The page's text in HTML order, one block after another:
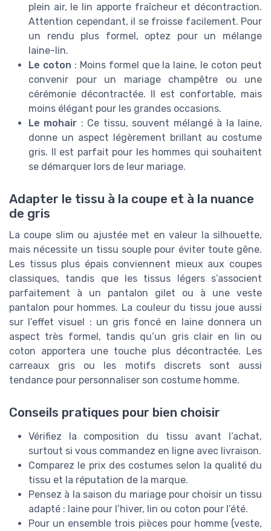
plein air, le lin apporte fraîcheur et décontraction.
Attention cependant, il se froisse facilement. Pour
un rendu plus formel, optez pour un mélange
laine-lin.
Le coton : Moins formel que la laine, le coton peut
convenir pour un mariage champêtre ou une
cérémonie décontractée. Il est confortable, mais
moins élégant pour les grandes occasions.
Le mohair : Ce tissu, souvent mélangé à la laine,
donne un aspect légèrement brillant au costume
gris. Il est parfait pour les hommes qui souhaitent
se démarquer lors de leur mariage.
Adapter le tissu à la coupe et à la nuance
de gris
La coupe slim ou ajustée met en valeur la silhouette,
mais nécessite un tissu souple pour éviter toute gêne.
Les tissus plus épais conviennent mieux aux coupes
classiques, tandis que les tissus légers s’associent
parfaitement à un pantalon gilet ou à une veste
pantalon pour hommes. La couleur du tissu joue aussi
sur l’effet visuel : un gris foncé en laine donnera un
aspect très formel, tandis qu’un gris clair en lin ou
coton apportera une touche plus décontractée. Les
carreaux gris ou les motifs discrets sont aussi
tendance pour personnaliser son costume homme.
Conseils pratiques pour bien choisir
Vérifiez la composition du tissu avant l’achat,
surtout si vous commandez en ligne avec livraison.
Comparez le prix des costumes selon la qualité du
tissu et la réputation de la marque.
Pensez à la saison du mariage pour choisir un tissu
adapté : laine pour l’hiver, lin ou coton pour l’été.
Pour un ensemble trois pièces pour homme (veste,